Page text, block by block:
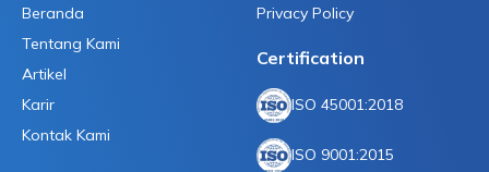
Beranda
Tentang Kami
Artikel
Karir
Kontak Kami
Privacy Policy
Certification
ISO 45001:2018
ISO 9001:2015